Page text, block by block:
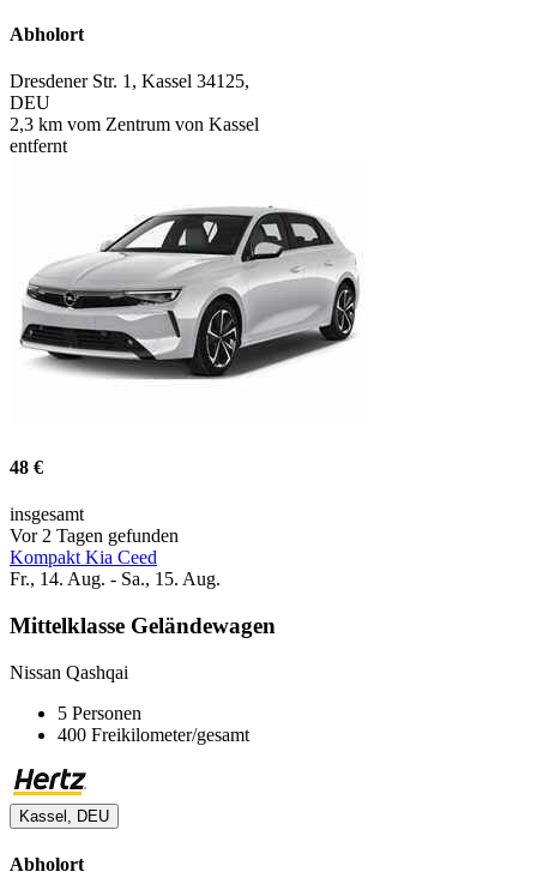
Abholort
Dresdener Str. 1, Kassel 34125,
DEU
2,3 km vom Zentrum von Kassel
entfernt
48 €
insgesamt
Vor 2 Tagen gefunden
Kompakt Kia Ceed
Fr., 14. Aug. - Sa., 15. Aug.
Mittelklasse Geländewagen
Nissan Qashqai
5 Personen
400 Freikilometer/gesamt
Kassel, DEU
Abholort